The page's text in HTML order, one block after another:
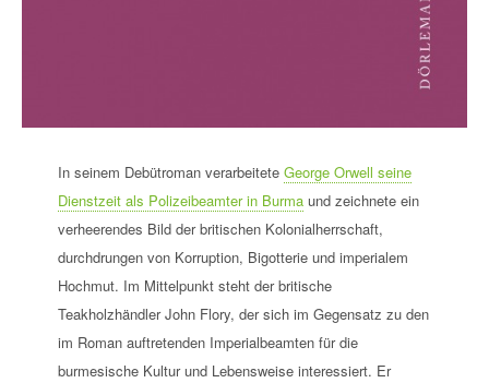
In seinem Debütroman verarbeitete George Orwell seine
Dienstzeit als Polizeibeamter in Burmaund zeichnete ein
verheerendes Bild der britischen Kolonialherrschaft,
durchdrungen von Korruption, Bigotterie und imperialem
Hochmut. Im Mittelpunkt steht der britische
Teakholzhändler John Flory, der sich im Gegensatz zu den
im Roman auftretenden Imperialbeamten für die
burmesische Kultur und Lebensweise interessiert. Er